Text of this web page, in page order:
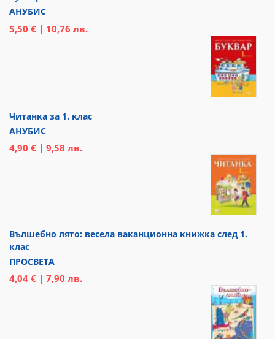
АНУБИС
5,50 € | 10,76 лв.
Читанка за 1. клас
АНУБИС
4,90 € | 9,58 лв.
Вълшебно лято: весела ваканционна книжка след 1.
клас
ПРОСВЕТА
4,04 € | 7,90 лв.